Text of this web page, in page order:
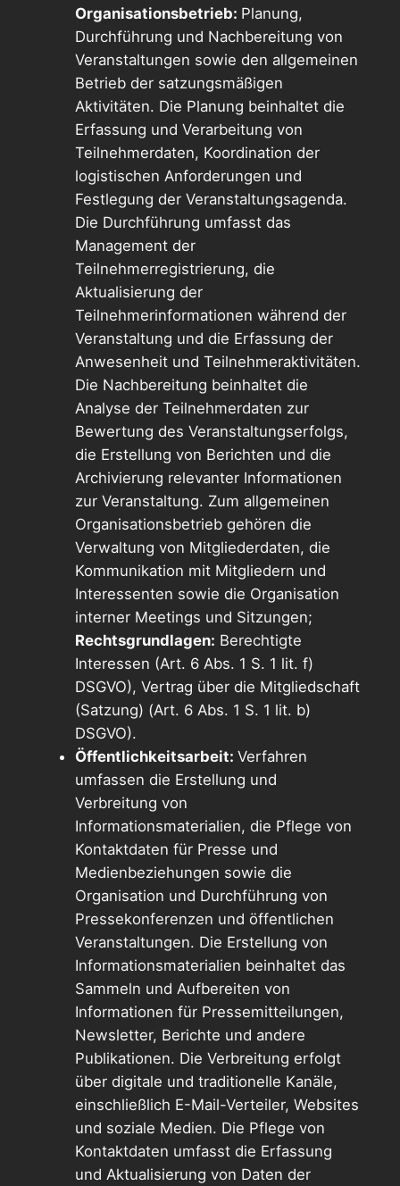
Organisationsbetrieb: Planung,
Durchführung und Nachbereitung von
Veranstaltungen sowie den allgemeinen
Betrieb der satzungsmäßigen
Aktivitäten. Die Planung beinhaltet die
Erfassung und Verarbeitung von
Teilnehmerdaten, Koordination der
logistischen Anforderungen und
Festlegung der Veranstaltungsagenda.
Die Durchführung umfasst das
Management der
Teilnehmerregistrierung, die
Aktualisierung der
Teilnehmerinformationen während der
Veranstaltung und die Erfassung der
Anwesenheit und Teilnehmeraktivitäten.
Die Nachbereitung beinhaltet die
Analyse der Teilnehmerdaten zur
Bewertung des Veranstaltungserfolgs,
die Erstellung von Berichten und die
Archivierung relevanter Informationen
zur Veranstaltung. Zum allgemeinen
Organisationsbetrieb gehören die
Verwaltung von Mitgliederdaten, die
Kommunikation mit Mitgliedern und
Interessenten sowie die Organisation
interner Meetings und Sitzungen;
Rechtsgrundlagen: Berechtigte
Interessen (Art. 6 Abs. 1 S. 1 lit. f)
DSGVO), Vertrag über die Mitgliedschaft
(Satzung) (Art. 6 Abs. 1 S. 1 lit. b)
DSGVO).
Öffentlichkeitsarbeit: Verfahren
umfassen die Erstellung und
Verbreitung von
Informationsmaterialien, die Pflege von
Kontaktdaten für Presse und
Medienbeziehungen sowie die
Organisation und Durchführung von
Pressekonferenzen und öffentlichen
Veranstaltungen. Die Erstellung von
Informationsmaterialien beinhaltet das
Sammeln und Aufbereiten von
Informationen für Pressemitteilungen,
Newsletter, Berichte und andere
Publikationen. Die Verbreitung erfolgt
über digitale und traditionelle Kanäle,
einschließlich E-Mail-Verteiler, Websites
und soziale Medien. Die Pflege von
Kontaktdaten umfasst die Erfassung
und Aktualisierung von Daten der